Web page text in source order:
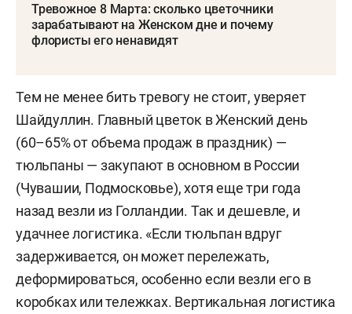
Тревожное 8 Марта: сколько цветочники
зарабатывают на Женском дне и почему
флористы его ненавидят
Тем не менее бить тревогу не стоит, уверяет
Шайдуллин. Главный цветок в Женский день
(60–65% от объема продаж в праздник) —
тюльпаны — закупают в основном в России
(Чувашии, Подмосковье), хотя еще три года
назад везли из Голландии. Так и дешевле, и
удачнее логистика. «Если тюльпан вдруг
задерживается, он может перележать,
деформироваться, особенно если везли его в
коробках или тележках. Вертикальная логистика